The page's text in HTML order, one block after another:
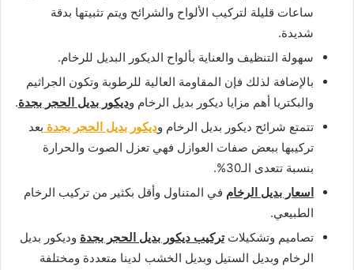
ساعات قليلة لتركيب الألواح والشرائح ويتم تثبيتها بدقة
شديدة.
سهولة التنظيف والعناية بألواح الديكور البديل للرخام.
بالإضافة لذلك فإن المقاومة العالية للرطوبة وتكون الجراثيم
والبكتريا أهم مزايا ديكور بديل الرخام وديكور بديل الحجر بجدة.
تتمتع شرائح ديكور بديل الرخام وديكور بديل الحجر بجدة بعد
تركيبها ببعض صفات العوازل فهي تعزل الصوت والحرارة
بنسبة تتعدى الـ30%.
اسعار بديل الرخام في المتناول وأقل بكثير من تركيب الرخام
الطبيعي.
تصاميم وتشكيلاتتركيب ديكور بديل الحجر بجدة وديكور بديل
الرخام وبديل الستيل وبديل الخشب لدينا متعددة ومختلفة